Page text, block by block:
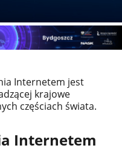
Internetem jest
krajowe
częściach świata.
Internetem